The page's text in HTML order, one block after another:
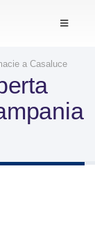
a Casaluce